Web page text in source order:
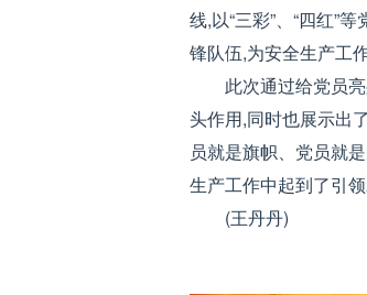
线,以“三彩”、“四红”
锋队伍,为安全生产工
此次通过给党员
头作用,同时也展示出
员就是旗帜、党员就
生产工作中起到了引领
(王丹丹)